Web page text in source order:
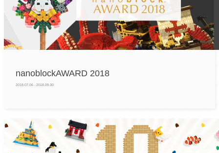
nanoblockAWARD 2018
2018.07.06 - 2018.09.30